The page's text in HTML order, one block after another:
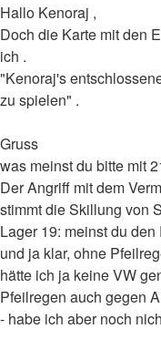
Hallo Kenoraj ,
Doch die Karte mit den
ich .
"Kenoraj's
zu spielen" .
Gruss
was meinst du bitte mit
Der Angriff mit dem
stimmt die Skillung von
Lager 19: meinst du
und ja klar, ohne
hätte ich ja keine VW
Pfeilregen auch gegen
- habe ich aber noch